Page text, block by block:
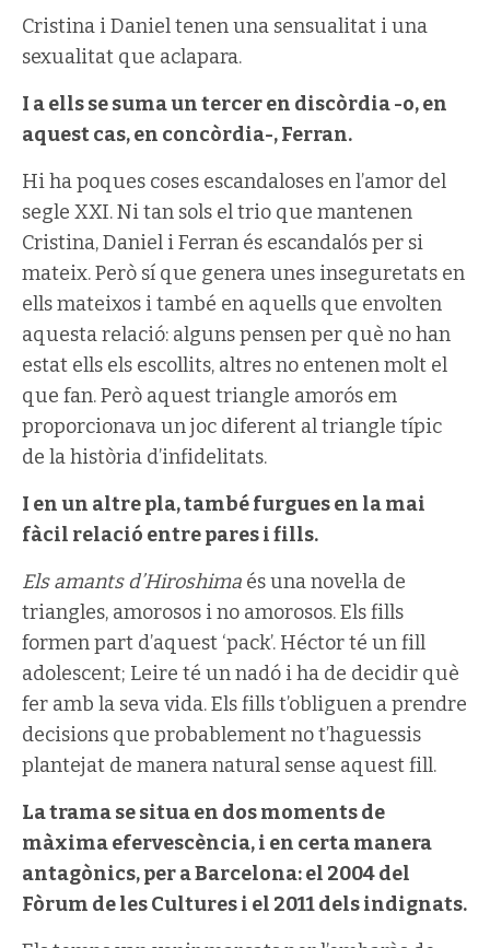
Cristina i Daniel tenen una sensualitat i una
sexualitat que aclapara.
I a ells se suma un tercer en discòrdia -o, en
aquest cas, en concòrdia-, Ferran.
Hi ha poques coses escandaloses en l’amor del
segle XXI. Ni tan sols el trio que mantenen
Cristina, Daniel i Ferran és escandalós per si
mateix. Però sí que genera unes inseguretats en
ells mateixos i també en aquells que envolten
aquesta relació: alguns pensen per què no han
estat ells els escollits, altres no entenen molt el
que fan. Però aquest triangle amorós em
proporcionava un joc diferent al triangle típic
de la història d’infidelitats.
I en un altre pla, també furgues en la mai
fàcil relació entre pares i fills.
Els amants d’Hiroshima és una novel·la de
triangles, amorosos i no amorosos. Els fills
formen part d’aquest ‘pack’. Héctor té un fill
adolescent; Leire té un nadó i ha de decidir què
fer amb la seva vida. Els fills t’obliguen a prendre
decisions que probablement no t’haguessis
plantejat de manera natural sense aquest fill.
La trama se situa en dos moments de
màxima efervescència, i en certa manera
antagònics, per a Barcelona: el 2004 del
Fòrum de les Cultures i el 2011 dels indignats.